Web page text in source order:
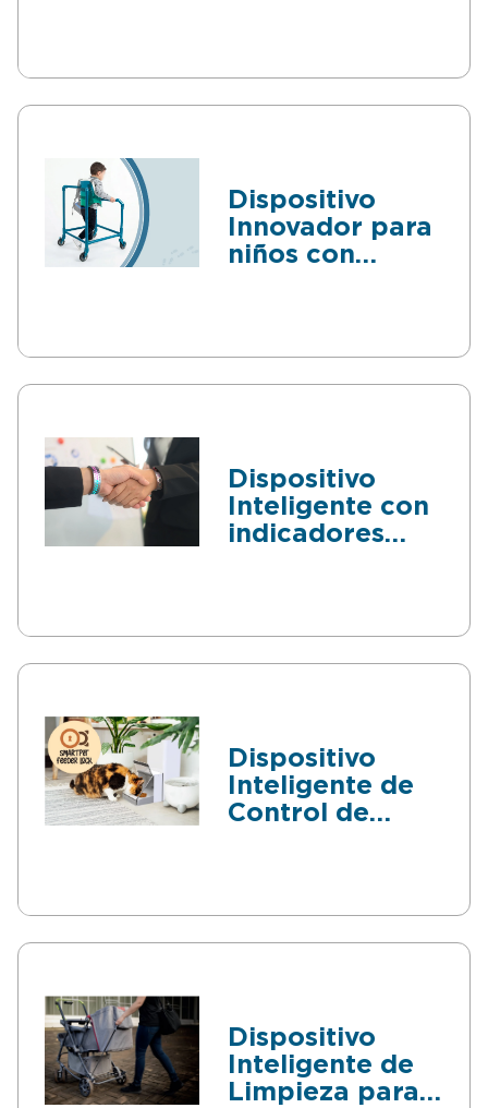
Dispositivo
Innovador para
niños con
Dispositivo
Inteligente con
indicadores
Dispositivo
Inteligente de
Control de
Mascotas
Dispositivo
Inteligente de
Limpieza para